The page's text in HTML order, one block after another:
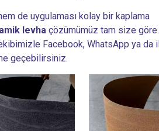
de uygulaması kolay bir kaplama
levha çözümümüz tam size
Facebook, WhatsApp ya da
geçebilirsiniz.